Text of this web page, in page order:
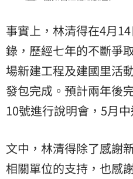
事實上，林清得在4月
錄，歷經七年的不斷爭
場新建工程及建國里活
發包完成。預計兩年後
10號進行說明會，5月
文中，林清得除了感謝
相關單位的支持，也感